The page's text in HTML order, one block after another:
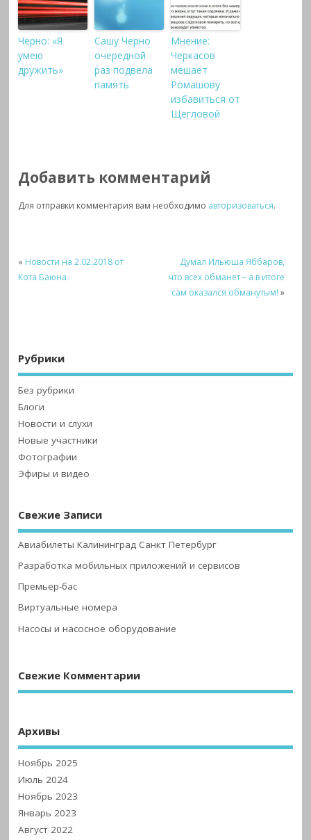
Черно: «Я
умею
дружить»
Сашу Черно
очередной
раз подвела
память
Мнение:
Черкасов
мешает
Ромашову
избавиться от
Щегловой
Добавить комментарий
Для отправки комментария вам необходимо авторизоваться.
« Новости на 2.02.2018 от
Кота Баюна
Думал Ильюша Яббаров,
что всех обманет – а в итоге
сам оказался обманутым! »
Рубрики
Без рубрики
Блоги
Новости и слухи
Новые участники
Фотографии
Эфиры и видео
Свежие Записи
Авиабилеты Калининград Санкт Петербург
Разработка мобильных приложений и сервисов
Премьер-бас
Виртуальные номера
Насосы и насосное оборудование
Свежие Комментарии
Архивы
Ноябрь 2025
Июль 2024
Ноябрь 2023
Январь 2023
Август 2022